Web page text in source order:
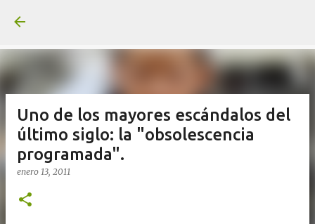
Uno de los mayores escándalos del
último siglo: la "obsolescencia
programada".
enero 13, 2011